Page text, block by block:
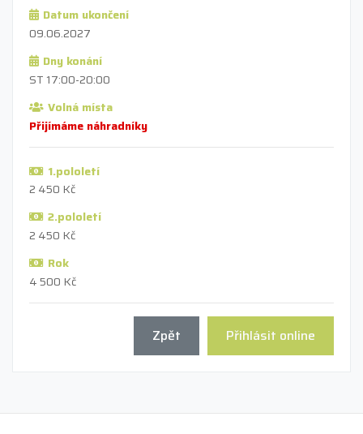
Datum ukončení
09.06.2027
Dny konání
ST 17:00-20:00
Volná místa
Přijímáme náhradníky
1.pololetí
2 450 Kč
2.pololetí
2 450 Kč
Rok
4 500 Kč
Přihlásit online
Zpět